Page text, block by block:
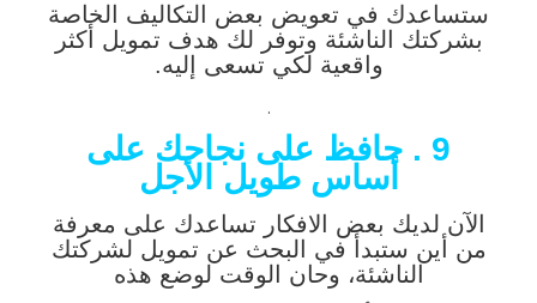
ستساعدك في تعويض بعض التكاليف الخاصة
بشركتك الناشئة وتوفر لك هدف تمويل أكثر
واقعية لكي تسعى إليه.
.
9 . حافظ على نجاحك على
أساس طويل الأجل
الآن لديك بعض الافكار تساعدك على معرفة
من أين ستبدأ في البحث عن تمويل لشركتك
الناشئة، وحان الوقت لوضع هذه